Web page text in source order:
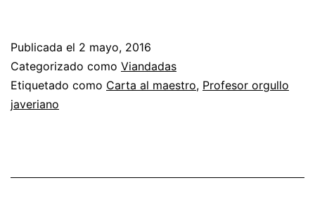
maestro:
Los
Publicada el 2 mayo, 2016
Categorizado como Viandadas
Etiquetado como Carta al maestro, Profesor orgullo
javeriano